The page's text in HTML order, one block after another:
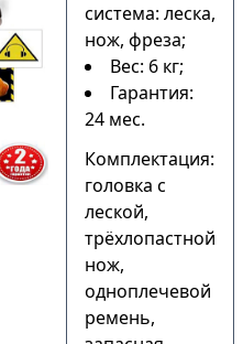
система: леска,
нож, фреза;
Вес: 6 кг;
Гарантия:
24 мес.
Комплектация:
головка с
леской,
трёхлопастной
нож,
одноплечевой
ремень,